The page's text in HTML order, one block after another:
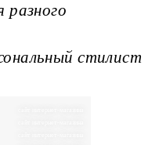
разного
стилист